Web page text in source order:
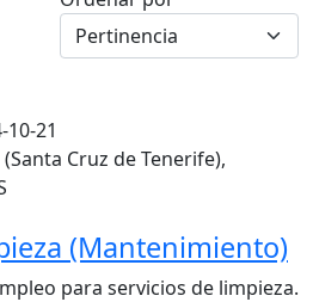
10-21
Cruz de Tenerife),
(Mantenimiento)
para servicios de limpieza.